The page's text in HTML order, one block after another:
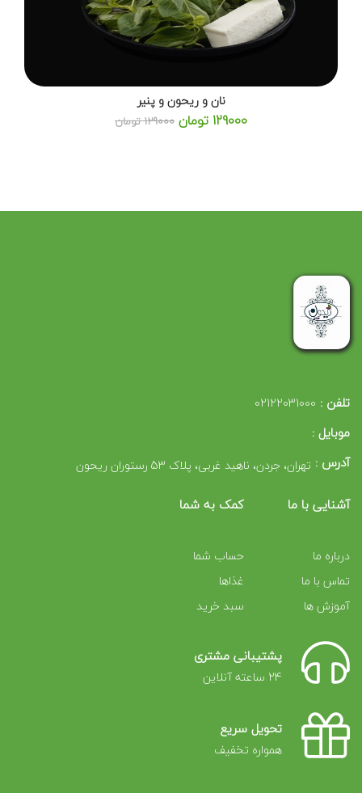
نان و ریحون و پنیر
129000 تومان 129000 تومان
تلفن : 02122031000
موبایل :
آدرس : تهران، جردن، ناهید غربی، پلاک 53 رستوران ریحون
آشنایی با ما
درباره ما
تماس با ما
آموزش ها
کمک به شما
حساب شما
غذاها
سبد خرید
پشتیبانی مشتری
24 ساعته آنلاین
تحویل سریع
همواره تخفیف